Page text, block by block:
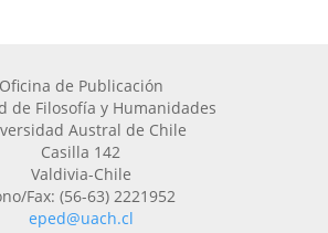
Oficina de Publicación
de Filosofía y Humanidades
Austral de Chile
Casilla 142
Valdivia-Chile
Fax: (56-63) 2221952
eped@uach.cl